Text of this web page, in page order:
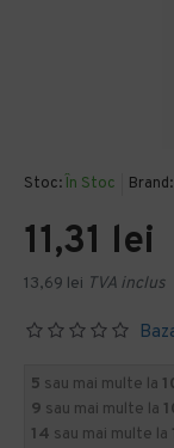
Stoc: În Stoc Brand:
11,31 lei
13,69 lei TVA inclus
5 sau mai multe la
9 sau mai multe la
14 sau mai multe la